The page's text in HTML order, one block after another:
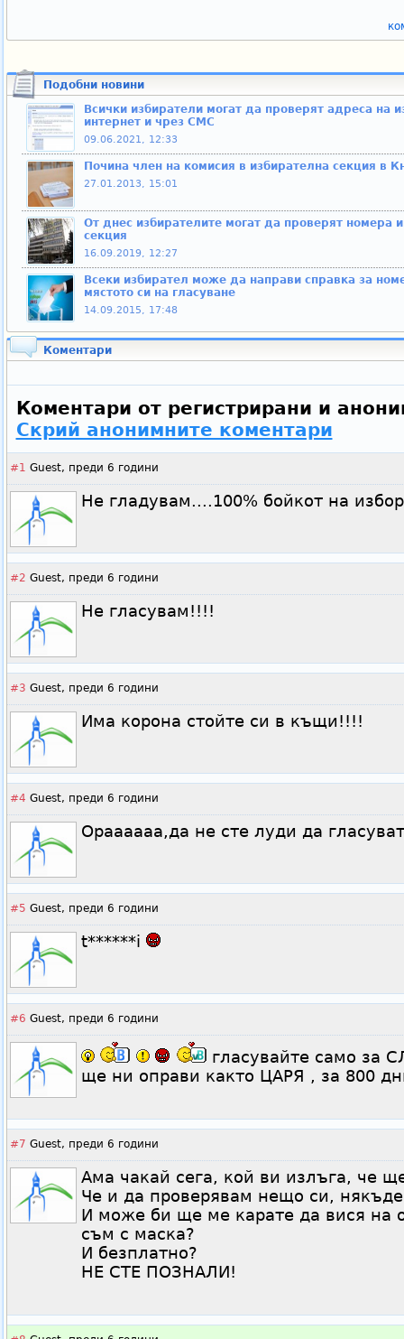
Подобни новини
Всички избиратели могат да проверят адреса на
интернет и чрез СМС
09.06.2021, 12:33
Почина член на комисия в избирателна секция в
27.01.2013, 15:01
От днес избирателите могат да проверят номера
секция
16.09.2019, 12:27
Всеки избирател може да направи справка за
мястото си на гласуване
14.09.2015, 17:48
Коментари
Коментари от регистрирани и
Скрий анонимните коментари
#1 Guest, преди 6 години
Не гладувам....100% бойкот на
#2 Guest, преди 6 години
Не гласувам!!!!
#3 Guest, преди 6 години
Има корона стойте си в къщи!!!!
#4 Guest, преди 6 години
Ораааааа,да не сте луди да
#5 Guest, преди 6 години
t******i
#6 Guest, преди 6 години
гласувайте само за
ще ни оправи както ЦАРЯ , за 800
#7 Guest, преди 6 години
Ама чакай сега, кой ви излъга, че
Че и да проверявам нещо си,
И може би ще ме карате да вися на
съм с маска?
И безплатно?
НЕ СТЕ ПОЗНАЛИ!